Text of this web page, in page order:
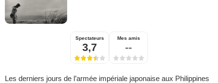
Spectateurs
3,7
Mes amis
--
Les derniers jours de l’armée impériale japonaise aux Philippines